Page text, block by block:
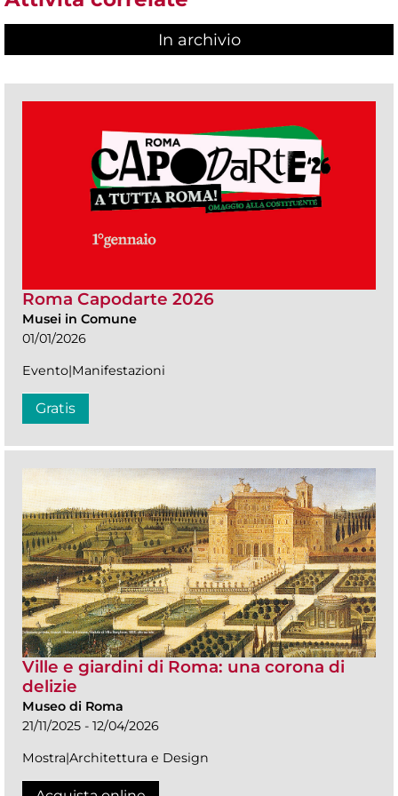
In archivio
Roma Capodarte 2026
Musei in Comune
01/01/2026
Evento|Manifestazioni
Gratis
Ville e giardini di Roma: una corona di
delizie
Museo di Roma
21/11/2025 - 12/04/2026
Mostra|Architettura e Design